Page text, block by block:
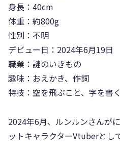
身長：40cm
体重：約800g
性別：不明
デビュー日：2024年6月19日
職業：謎のいきもの
趣味：おえかき、作詞
特技：空を飛ぶこと、字を書
2024年6月、ルンルンさんが
ットキャラクターVtuberとし